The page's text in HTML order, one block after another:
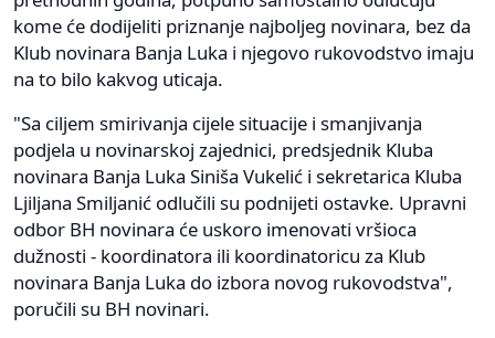
kome će dodijeliti priznanje najboljeg novinara, bez da
Klub novinara Banja Luka i njegovo rukovodstvo imaju
na to bilo kakvog uticaja.
"Sa ciljem smirivanja cijele situacije i smanjivanja
podjela u novinarskoj zajednici, predsjednik Kluba
novinara Banja Luka Siniša Vukelić i sekretarica Kluba
Ljiljana Smiljanić odlučili su podnijeti ostavke. Upravni
odbor BH novinara će uskoro imenovati vršioca
dužnosti - koordinatora ili koordinatoricu za Klub
novinara Banja Luka do izbora novog rukovodstva",
poručili su BH novinari.